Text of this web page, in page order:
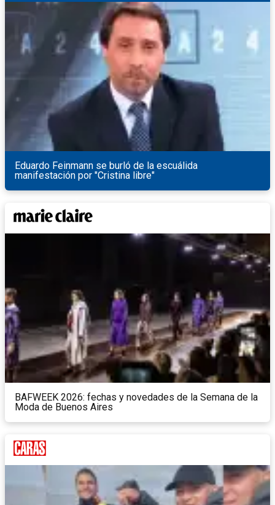
Eduardo Feinmann se burló de la escuálida
manifestación por "Cristina libre"
BAFWEEK 2026: fechas y novedades de la Semana de la
Moda de Buenos Aires